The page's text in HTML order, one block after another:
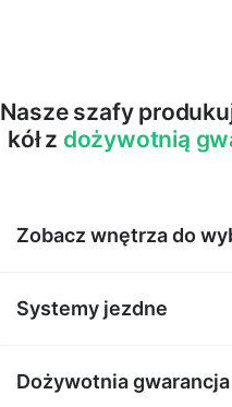
Nasze szafy
kół z dożywotnią
Zobacz wnętrza do
Systemy jezdne
Dożywotnia gwarancja